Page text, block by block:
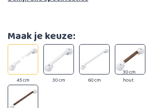
30 cm
Maak je keuze:
45 cm 60 cm
30 cm
hout